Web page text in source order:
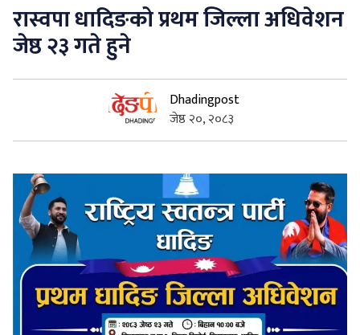
कृषि/सहकारी
साहित्य / संस्कृति
सुचनाहरु
स्वास्थ्य
भिडियो
रास्वपा धादिङको प्रथम जिल्ला अधिवेशन
जेष्ठ २३ गते हुने
Dhadingpost
जेष्ठ २०, २०८३